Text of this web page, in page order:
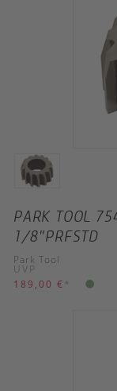
PARK TOOL
1/8"PRFSTD
Park Tool
UVP
189,00 € *